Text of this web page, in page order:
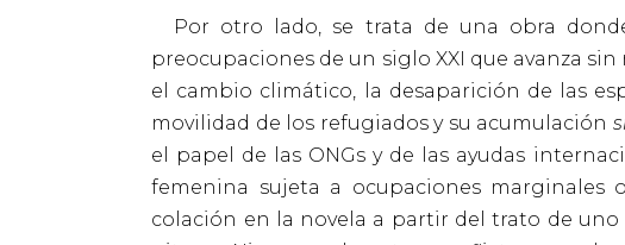
Por otro lado, se trata de una obra
preocupaciones de un siglo XXI que avanza
el cambio climático, la desaparición de las
movilidad de los refugiados y su acumulación
el papel de las ONGs y de las ayudas
femenina sujeta a ocupaciones marginales
colación en la novela a partir del trato de